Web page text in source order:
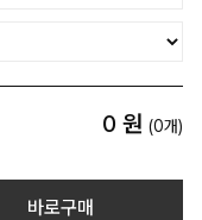
0 원 (0개)
바로구매